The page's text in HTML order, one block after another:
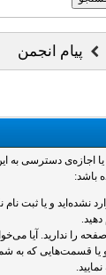
پیام انجمن
اجازه‌ی دسترسی به
باشد:
نشده‌اید و یا ثبت نام
را ندارید. آیا
یا قسمت‌هایی که به